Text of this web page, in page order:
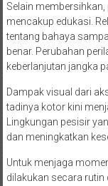
Selain
mencakup edukasi.
tentang bahaya
benar. Perubahan
keberlanjutan jangka
Dampak visual dari
tadinya kotor kini
Lingkungan pesisir
dan meningkatkan
Untuk menjaga
dilakukan secara rutin